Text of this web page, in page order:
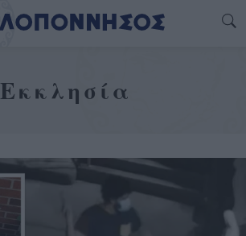
Εκκλησία